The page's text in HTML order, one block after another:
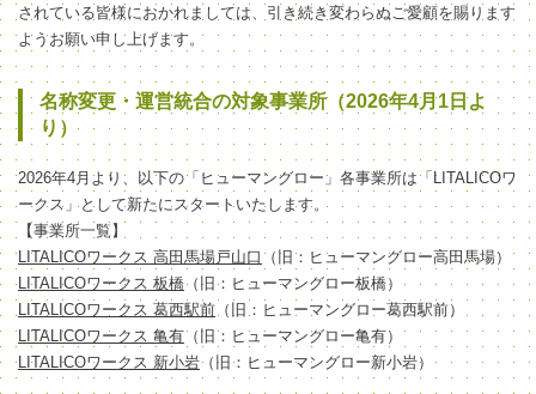
されている皆様におかれましては、引き続き変わらぬご愛顧を賜ります
ようお願い申し上げます。
名称変更・運営統合の対象事業所（2026年4月1日よ
り）
2026年4月より、以下の「ヒューマングロー」各事業所は「LITALICOワ
ークス」として新たにスタートいたします。
【事業所一覧】
LITALICOワークス 高田馬場戸山口 （旧：ヒューマングロー高田馬場）
LITALICOワークス 板橋（旧：ヒューマングロー板橋）
LITALICOワークス 葛西駅前 （旧：ヒューマングロー葛西駅前）
LITALICOワークス 亀有（旧：ヒューマングロー亀有）
LITALICOワークス 新小岩（旧：ヒューマングロー新小岩）